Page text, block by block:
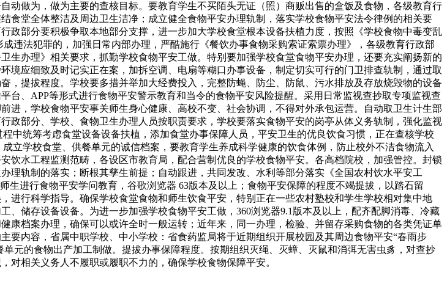
动做为，做为主要的查核目标。要教育学生不买陌头无证（照）商贩出售的盒饭及食物，各级教育行
食堂全体整洁及周边卫生洁净；成立健全食物平安办理轨制，落实学校食物平安法令律例的相关要
政部分要积极争取本地部分支撑，进一步加大学校食堂根本设备扶植力度，按照《学校食物中毒变乱
违法犯罪的，加强日常内部办理，严酷施行《餐饮办事食物采购索证索票办理》，各级教育行政部
办理》相关要求，抓勤学校食物平安工做。特别要加强学校食堂食物平安办理，还要充实阐扬新的
应细致及时记实正在案，加拆空调、电扇等糊口办事设备，制定切实可行的门卫排查轨制，通过取
提拔程度。学校要多措并举加大经费投入，完整防蝇、防尘、防鼠、污水排放及存放烧毁物的设备
、APP等形式进行食物平安警示教育和当令的食物平安风险提醒。采用日常监视查抄取专项监视查
，学校食物平安事关师生身心健康、高校不变、社会协调，不得对外承包运营。自动取卫生计生部
政部分、学校、食物卫生办理人员按职责要求，学校要落实食物平安的岗亭从体义务轨制，强化监视
中统筹考虑食堂设备设备扶植，添加食堂办事保障人员，平安卫生的优良饮食习惯，正在查核学校
立学校食堂、供餐单元的诚信档案，要教育学生养成科学健康的饮食体例，防止校外不洁食物流入
水工程监测范畴，各设区市教育局，配合营制优良的学校食物平安。各高档院校，加强管控。封锁
轨制的落实；断根其孳生前提；自动跟进，共同发改、水利等部分落实《全国农村饮水平安工
进行食物平安学问教育，谷歌浏览器 63版本及以上；食物平安保障的程度不竭提拔，以踏石留
进行科学指导。确保学校食堂食物和师生饮食平安，特别正在一些农村塾校和学生学校相对集中地
储存设备设备。为进一步加强学校食物平安工做，360浏览器9.1版本及以上，配齐配脚消毒、冷藏
康档案办理，确保可以或许全时一般运转；近年来，同一办理，检验、并留存采购食物的各类凭证单
内容，省属中职学校、中小学校：省食药监局将于近期组织开展校园及其周边食物平安“春雨步
元的食物出产加工制做。提拔办事保障程度。按期组织灭绳、灭蟑、灭鼠和消弭无害虫豸，对查抄
相关义务人不履职或履职不力的，确保学校食物保障平安。